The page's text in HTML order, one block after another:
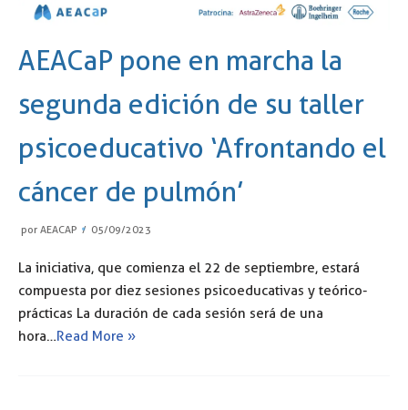
AEACaP pone en marcha la
segunda edición de su taller
psicoeducativo ‘Afrontando el
cáncer de pulmón’
por AEACAP 05/09/2023
La iniciativa, que comienza el 22 de septiembre, estará
compuesta por diez sesiones psicoeducativas y teórico-
prácticas La duración de cada sesión será de una
hora…Read More »